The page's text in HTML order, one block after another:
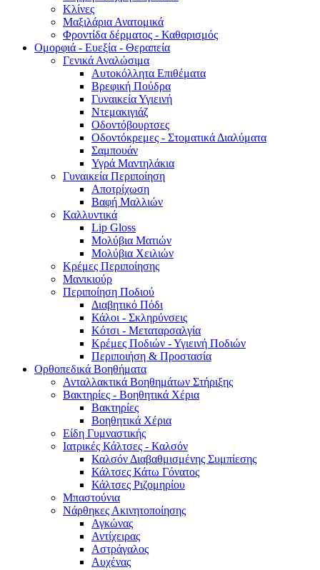
Κλίνες
Μαξιλάρια Ανατομικά
Φροντίδα δέρματος - Καθαρισμός
Ομορφιά - Ευεξία - Θεραπεία
Γενικά Αναλώσιμα
Αυτοκόλλητα Επιθέματα
Βρεφική Πούδρα
Γυναικεία Υγιεινή
Ντεμακιγιάζ
Οδοντόβουρτσες
Οδοντόκρεμες - Στοματικά Διαλύματα
Σαμπουάν
Υγρά Μαντηλάκια
Γυναικεία Περιποίηση
Αποτρίχωση
Βαφή Μαλλιών
Καλλυντικά
Lip Gloss
Μολύβια Ματιών
Μολύβια Χειλιών
Κρέμες Περιποίησης
Μανικιούρ
Περιποίηση Ποδιού
Διαβητικό Πόδι
Κάλοι - Σκληρύνσεις
Κότσι - Μεταταρσαλγία
Κρέμες Ποδιών - Υγιεινή Ποδιών
Περιποιήση & Προστασία
Ορθοπεδικά Βοηθήματα
Ανταλλακτικά Βοηθημάτων Στήριξης
Βακτηρίες - Βοηθητικά Χέρια
Βακτηρίες
Βοηθητικά Χέρια
Είδη Γυμναστικής
Ιατρικές Κάλτσες - Καλσόν
Καλσόν Διαβαθμισμένης Συμπίεσης
Κάλτσες Κάτω Γόνατος
Κάλτσες Ριζομηρίου
Μπαστούνια
Νάρθηκες Ακινητοποίησης
Αγκώνας
Αντίχειρας
Αστράγαλος
Αυχένας